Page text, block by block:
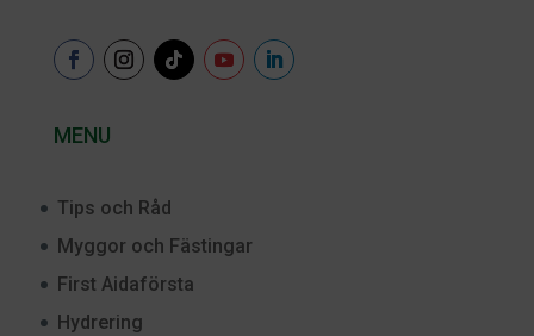
MENU
Tips och Råd
Myggor och Fästingar
First Aidaförsta
Hydrering